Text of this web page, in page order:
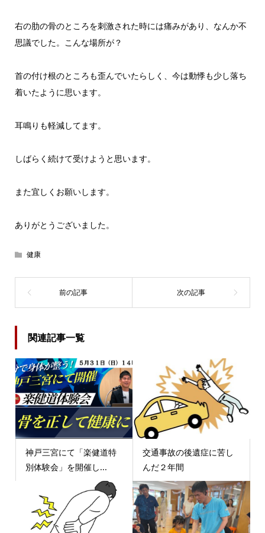
右の肋の骨のところを刺激された時には痛みがあり、なんか不
思議でした。こんな場所が？
首の付け根のところも歪んでいたらしく、今は動悸も少し落ち
着いたように思います。
耳鳴りも軽減してます。
しばらく続けて受けようと思います。
また宜しくお願いします。
ありがとうございました。
健康
関連記事一覧
神戸三宮にて「楽健道特
別体験会」を開催し...
交通事故の後遺症に苦し
んだ２年間